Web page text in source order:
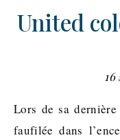
United
Lors de sa dernière escale à Reims, La Péniche s’est
faufilée dans